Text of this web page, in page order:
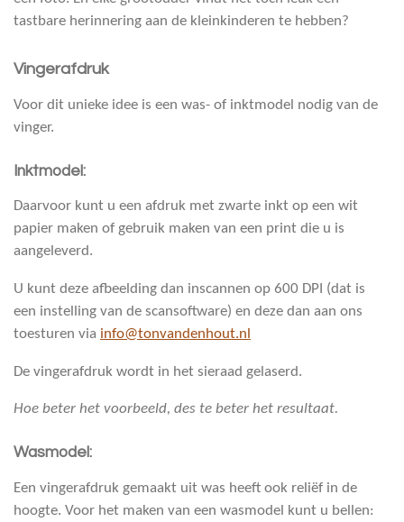
tastbare herinnering aan de kleinkinderen te hebben?
Vingerafdruk
Voor dit unieke idee is een was- of inktmodel nodig van de
vinger.
Inktmodel:
Daarvoor kunt u een afdruk met zwarte inkt op een wit
papier maken of gebruik maken van een print die u is
aangeleverd.
U kunt deze afbeelding dan inscannen op 600 DPI (dat is
een instelling van de scansoftware) en deze dan aan ons
toesturen via info@tonvandenhout.nl
De vingerafdruk wordt in het sieraad gelaserd.
Hoe beter het voorbeeld, des te beter het resultaat.
Wasmodel:
Een vingerafdruk gemaakt uit was heeft ook reliëf in de
hoogte. Voor het maken van een wasmodel kunt u bellen: